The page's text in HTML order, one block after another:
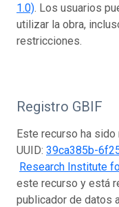
1.0). Los usuarios
utilizar la obra,
restricciones.
Registro GBIF
Este recurso ha
UUID: 39ca385b-
Research Institute
este recurso y está
publicador de datos